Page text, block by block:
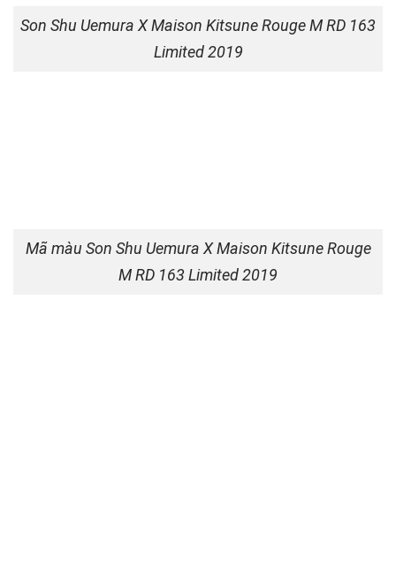
Son Shu Uemura X Maison Kitsune Rouge M RD 163
Limited 2019
Mã màu Son Shu Uemura X Maison Kitsune Rouge
M RD 163 Limited 2019